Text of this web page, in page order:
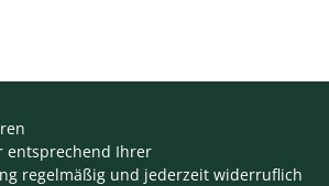
entsprechend Ihrer
regelmäßig und jederzeit widerruflich